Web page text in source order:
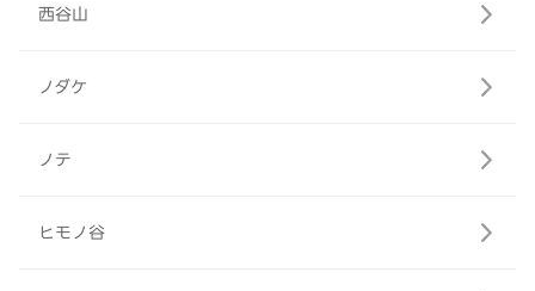
西谷山
ノダケ
ノテ
ヒモノ谷